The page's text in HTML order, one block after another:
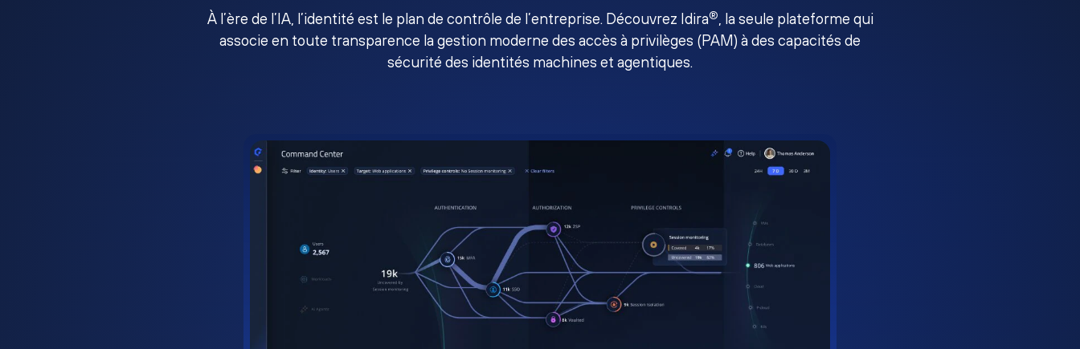
À l’ère de l’IA, l’identité est le plan de contrôle de l’entreprise. Découvrez Idira®, la seule plateforme qui
associe en toute transparence la gestion moderne des accès à privilèges (PAM) à des capacités de
sécurité des identités machines et agentiques.